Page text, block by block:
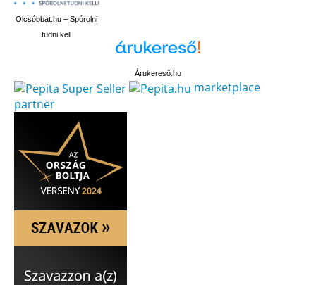
Olcsóbbat.hu – Spórolni
tudni kell
Árukereső.hu
marketplace
partner